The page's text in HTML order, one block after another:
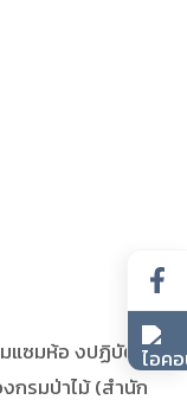
แซมห้อ งปฏิบัติ
กรมป่าไม้ (สำนัก